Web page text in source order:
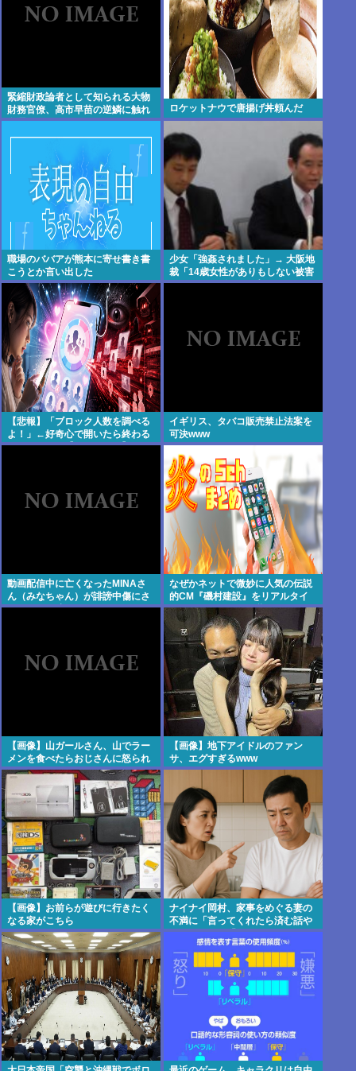
緊縮財政論者として知られる大物
財務官僚、高市早苗の逆鱗に触れ
左遷
ロケットナウで唐揚げ丼頼んだ
職場のババアが熊本に寄せ書き書
こうとか言い出した
少女「強姦されました」→ 大阪地
裁「14歳女性がありもしない被害
をでっちあげるとは考えにくい」
【悲報】「ブロック人数を調べる
よ！」←好奇心で開いたら終わる
サイトだった【HotTweets】
イギリス、タバコ販売禁止法案を
可決www
動画配信中に亡くなったMINAさ
ん（みなちゃん）が誹謗中傷にさ
らされた経緯がこちら…
なぜかネットで微妙に人気の伝説
的CM『磯村建設』をリアルタイ
ムで見たことあるお爺さんモメン
は存在するのか？
【画像】山ガールさん、山でラー
メンを食べたらおじさんに怒られ
るwww
【画像】地下アイドルのファン
サ、エグすぎるwww
【画像】お前らが遊びに行きたく
なる家がこちら
ナイナイ岡村、家事をめぐる妻の
不満に「言ってくれたら済む話や
ん」になるみ「バイトやったらク
ビやで」説教受け黙り込む | バイ
トちゃうやろ